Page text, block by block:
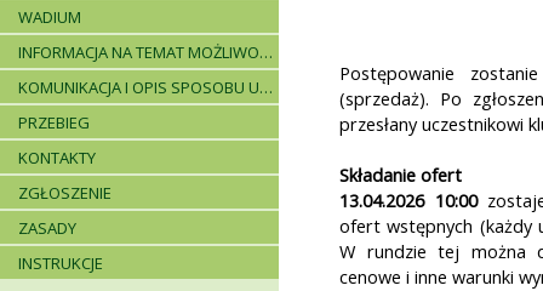
WADIUM
INFORMACJA NA TEMAT MOŻLIWOŚCI SKŁADANIA JEDNEJ OFERTY PRZEZ DWA LUB WIĘCEJ PODMIOTÓW ORAZ UCZESTNICTWA PODWYKONAWCÓW
KOMUNIKACJA I OPIS SPOSOBU UDZIELANIA WYJAŚNIEŃ
PRZEBIEG
KONTAKTY
ZGŁOSZENIE
ZASADY
INSTRUKCJE
Postępowanie
(sprzedaż). Po
przesłany uczestnikowi
Składanie ofert
13.04.2026 10:00
ofert wstępnych (każdy
W rundzie tej można
cenowe i inne warunki